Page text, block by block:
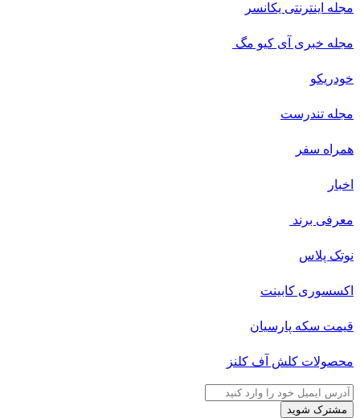
مجله اینترنتی یکانسر
مجله خبری آی کیو مگ
خودریکو
مجله‌ تندرست
همراه سفر
اخبار
معرفی برند
نوتک پلاس
اکسسوری کابینت
قیمت سکه پارسیان
محصولات کلش آف کلنز
آدرس
ایمیل